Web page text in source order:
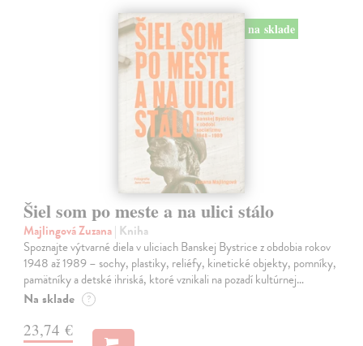
na sklade
Šiel som po meste a na ulici stálo
Majlingová Zuzana| Kniha
Spoznajte výtvarné diela v uliciach Banskej Bystrice z obdobia rokov
1948 až 1989 – sochy, plastiky, reliéfy, kinetické objekty, pomníky,
pamätníky a detské ihriská, ktoré vznikali na pozadí kultúrnej…
Na sklade ?
23,74 €